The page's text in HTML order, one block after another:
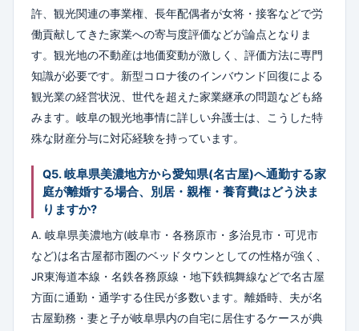
許、観光関連の事業権、長年配偶者が女将・接客などで労
働貢献してきた家業への寄与度評価などが論点となりま
す。観光地の不動産は地価変動が激しく、評価方法に専門
知識が必要です。新型コロナ後のインバウンド回復による
観光業の経営状況、世代を超えた家業継承の問題なども絡
みます。岐阜の観光地事情に詳しい弁護士は、こうした特
殊な財産分与に対応経験を持っています。
Q5. 岐阜県美濃地方から愛知県(名古屋)へ通勤する家
庭が離婚する場合、別居・親権・養育費はどう決ま
りますか?
A. 岐阜県美濃地方(岐阜市・各務原市・多治見市・可児市
など)は名古屋都市圏のベッドタウンとしての性格が強く、
JR東海道本線・名鉄各務原線・地下鉄鶴舞線などで名古屋
方面に通勤・通学する住民が多数います。離婚時、夫が名
古屋勤務・妻と子が岐阜県内の自宅に居住するケースが典